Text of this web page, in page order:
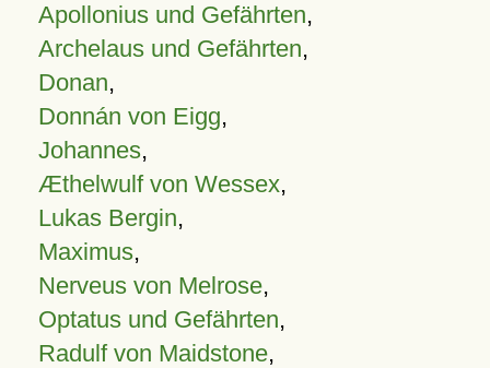
Apollonius und Gefährten,
Archelaus und Gefährten,
Donan,
Donnán von Eigg,
Johannes,
Æthelwulf von Wessex,
Lukas Bergin,
Maximus,
Nerveus von Melrose,
Optatus und Gefährten,
Radulf von Maidstone,